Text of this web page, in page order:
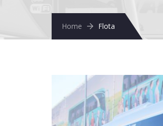
Home Flota